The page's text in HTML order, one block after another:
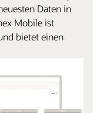
Daten in
Mobile ist
bietet einen